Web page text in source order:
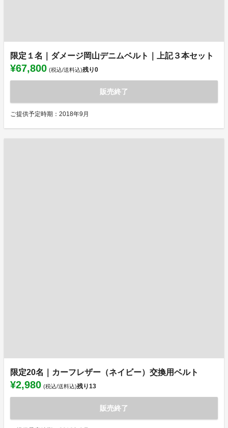
限定１名｜ダメージ岡山デニムベルト｜上記３本セット
¥67,800 (税込/送料込)残り0
販売終了
ご提供予定時期：2018年9月
限定20名｜カーフレザー（ネイビー）交換用ベルト
¥2,980 (税込/送料込)残り13
販売終了